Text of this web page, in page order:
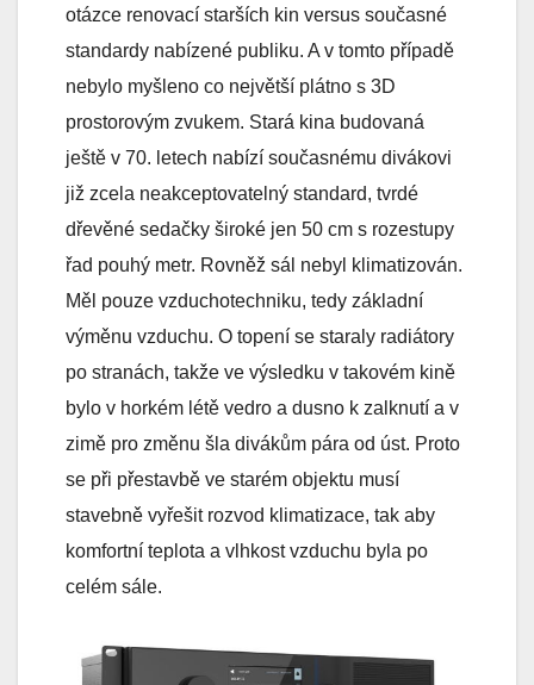
otázce renovací starších kin versus současné
standardy nabízené publiku. A v tomto případě
nebylo myšleno co největší plátno s 3D
prostorovým zvukem. Stará kina budovaná
ještě v 70. letech nabízí současnému divákovi
již zcela neakceptovatelný standard, tvrdé
dřevěné sedačky široké jen 50 cm s rozestupy
řad pouhý metr. Rovněž sál nebyl klimatizován.
Měl pouze vzduchotechniku, tedy základní
výměnu vzduchu. O topení se staraly radiátory
po stranách, takže ve výsledku v takovém kině
bylo v horkém létě vedro a dusno k zalknutí a v
zimě pro změnu šla divákům pára od úst. Proto
se při přestavbě ve starém objektu musí
stavebně vyřešit rozvod klimatizace, tak aby
komfortní teplota a vlhkost vzduchu byla po
celém sále.